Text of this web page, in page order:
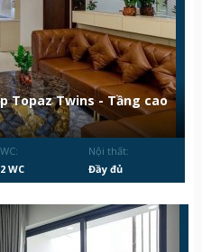
Topaz Twins - Tầng cao
WC:
2 WC
Nội thất:
Đầy đủ